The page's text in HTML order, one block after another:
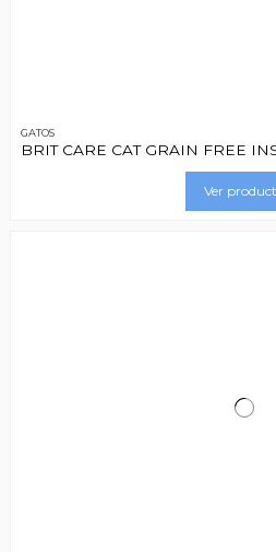
GATOS
BRIT CARE CAT GRAIN FREE
Ver